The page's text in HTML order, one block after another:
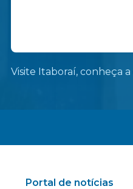
Visite Itaboraí, conheça a
Portal de notícias